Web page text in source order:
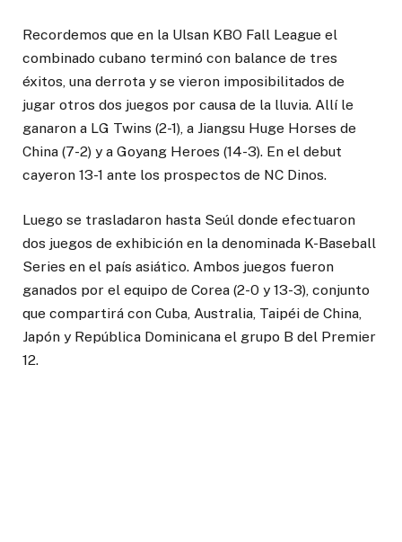
Recordemos que en la Ulsan KBO Fall League el
combinado cubano terminó con balance de tres
éxitos, una derrota y se vieron imposibilitados de
jugar otros dos juegos por causa de la lluvia. Allí le
ganaron a LG Twins (2-1), a Jiangsu Huge Horses de
China (7-2) y a Goyang Heroes (14-3). En el debut
cayeron 13-1 ante los prospectos de NC Dinos.
Luego se trasladaron hasta Seúl donde efectuaron
dos juegos de exhibición en la denominada K-Baseball
Series en el país asiático. Ambos juegos fueron
ganados por el equipo de Corea (2-0 y 13-3), conjunto
que compartirá con Cuba, Australia, Taipéi de China,
Japón y República Dominicana el grupo B del Premier
12.